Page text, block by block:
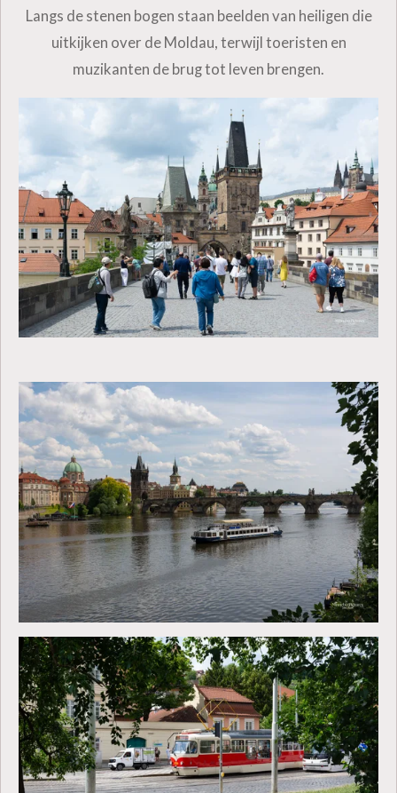
Langs de stenen bogen staan beelden van heiligen die
uitkijken over de Moldau, terwijl toeristen en
muzikanten de brug tot leven brengen.